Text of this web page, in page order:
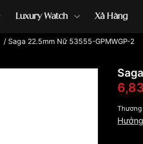
Luxury Watch Xả Hàng
hồ G-Shock đồng hồ Orient ...
/ Saga 22.5mm Nữ 53555-GPMWGP-2